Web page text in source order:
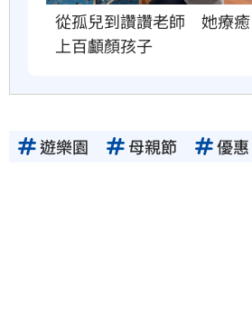
從孤兒到讚讚老師　她療癒
上百顱顏孩子
遊樂園 母親節 優惠